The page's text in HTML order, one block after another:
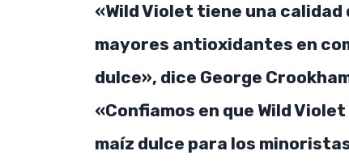
«Wild Violet tiene una
mayores antioxidantes en
dulce», dice George
«Confiamos en que Wild
maíz dulce para los